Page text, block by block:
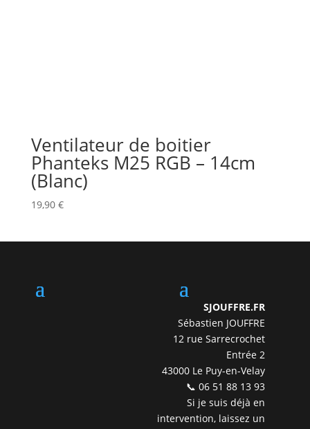
Ventilateur de boitier
Phanteks M25 RGB – 14cm
(Blanc)
19,90 €
SJOUFFRE.FR
Sébastien JOUFFRE
12 rue Sarrecrochet
Entrée 2
43000 Le Puy-en-Velay
📞 06 51 88 13 93
Si je suis déjà en
intervention, laissez un